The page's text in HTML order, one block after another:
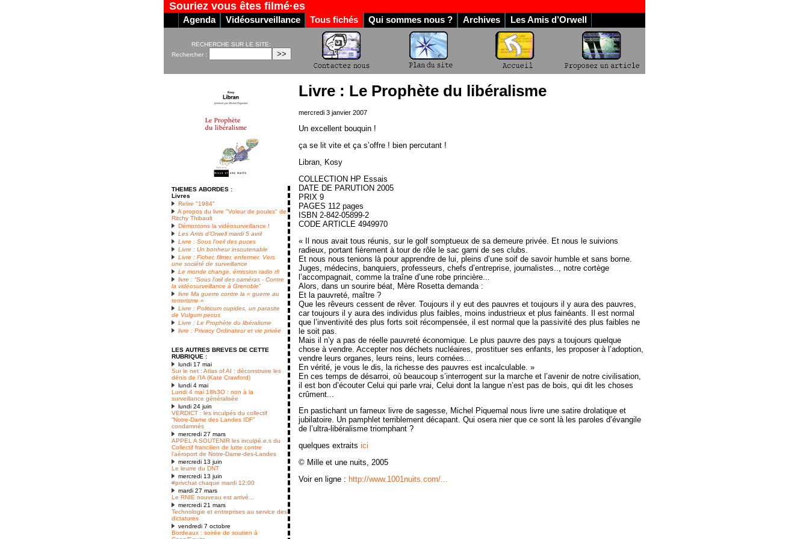
Souriez vous êtes filmé·es
Agenda Vidéosurveillance Tous fichés Qui sommes nous ? Archives Les Amis d’Orwell
RECHERCHE SUR LE SITE:
Rechercher :
THEMES ABORDES :
Livres
Relire "1984"
A propos du livre "Voleur de poules" de
Ritchy Thibault
Démontons la vidéosurveillance !
Les Amis d’Orwell mardi 5 avril
Livre : Sous l’oeil des puces
Livre : Un bonheur insoutenable
Livre : Ficher, filmer, enfermer. Vers
une société de surveillance
Le monde change, émission radio rfi
livre : “Sous l’œil des caméras - Contre
la vidéosurveillance à Grenoble”
livre Ma guerre contre la « guerre au
terrorisme »
Livre : Politicum cupides, un parasite
de Vulgum pecus
Livre : Le Prophète du libéralisme
livre : Privacy Ordinateur et vie privée
LES AUTRES BREVES DE CETTE
RUBRIQUE :
lundi 17 mai
Sur le net : Atlas of AI : déconstruire les
dénis de l’IA (Kate Crawford)
lundi 4 mai
Lundi 4 mai 18h3O : non à la
surveillance généralisée
lundi 24 juin
VERDICT : les inculpés du collectif
“Notre-Dame des Landes IDF”
condamnés
mercredi 27 mars
APPEL A SOUTENIR les inculpé.e.s du
Collectif francilien de lutte contre
l’aéroport de Notre-Dame-des-Landes
mercredi 13 juin
Le leurre du DNT
mercredi 13 juin
#privchat chaque mardi 12:00
mardi 27 mars
Le RNIE nouveau est arrivé...
mercredi 21 mars
Technologie et entreprises au service des
dictatures
vendredi 7 octobre
Bordeaux : soirée de soutien à
Livre : Le Prophète du libéralisme
mercredi 3 janvier 2007
Un excellent bouquin !
ça se lit vite et ça s’offre ! bien percutant !
Libran, Kosy
COLLECTION HP Essais
DATE DE PARUTION 2005
PRIX 9
PAGES 112 pages
ISBN 2-842-05899-2
CODE ARTICLE 4949970
« Il nous avait tous réunis, sur le golf somptueux de sa demeure privée. Et nous le suivions
radieux, portant fièrement à tour de rôle le sac garni de ses clubs.
Et nous nous tenions là pour apprendre de lui, pleins d’une soif de savoir humble et sans borne.
Juges, médecins, banquiers, professeurs, chefs d’entreprise, journalistes.., notre cortège
l’accompagnait, comme la traîne d’une robe princière...
Alors, dans un sourire béat, Mère Rosetta demanda :
Et la pauvreté, maître ?
Que les rêveurs cessent de rêver. Toujours il y eut des pauvres et toujours il y aura des pauvres,
car toujours il y aura des individus plus faibles, moins industrieux et plus fainéants. Il est normal
que l’inventivité des plus forts soit récompensée, il est normal que la passivité des plus faibles ne
le soit pas.
Mais il n’y a pas de réelle pauvreté économique. Le plus pauvre des pays a toujours quelque
chose à vendre. Accepter nos déchets nucléaires, prostituer ses enfants, les proposer à l’adoption,
vendre leurs organes, leurs reins, leurs cornées...
En vérité, je vous le dis, la richesse des pauvres est incalculable. »
En ces temps de désarroi, où beaucoup s’interrogent sur la marche et l’avenir de notre civilisation,
il est bon d’écouter Celui qui parle vrai, Celui dont la langue n’est pas de bois, qui dit les choses
crûment...
En pastichant un fameux livre de sagesse, Michel Piquemal nous livre une satire drolatique et
jubilatoire. Un pamphlet terriblement décapant. Qui osera nier que ce sont là les paroles d’évangile
de l’ultra-libéralisme triomphant ?
quelques extraits ici
© Mille et une nuits, 2005
Voir en ligne : http://www.1001nuits.com/...